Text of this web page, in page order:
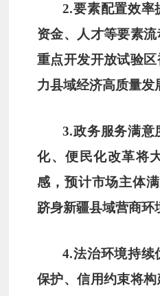
2.要素配置效率
资金、人才等要素
重点开发开放试验
力县域经济高质量发
3.政务服务满意
化、便民化改革将
感，预计市场主体
跻身新疆县域营商环
4.法治环境持续
保护、信用约束将